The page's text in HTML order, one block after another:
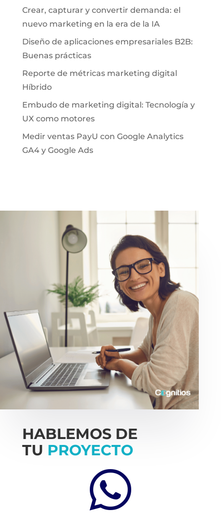
Crear, capturar y convertir demanda: el
nuevo marketing en la era de la IA
Diseño de aplicaciones empresariales B2B:
Buenas prácticas
Reporte de métricas marketing digital
Híbrido
Embudo de marketing digital: Tecnología y
UX como motores
Medir ventas PayU con Google Analytics
GA4 y Google Ads
HABLEMOS DE
TU PROYECTO
